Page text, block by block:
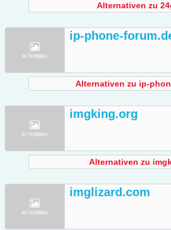
Alternativen zu
ip-phone-
Alternativen zu ip-
imgking.org
Alternativen zu
imglizard.com